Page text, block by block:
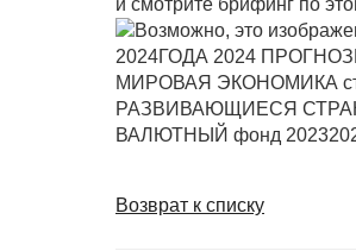
Возврат к списку